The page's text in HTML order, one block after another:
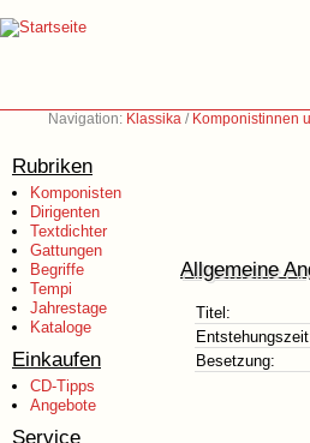
Navigation: Klassika / Komponistinnen
Rubriken
Komponisten
Dirigenten
Textdichter
Gattungen
Begriffe
Tempi
Jahrestage
Kataloge
Einkaufen
CD-Tipps
Angebote
Service
Allgemeine
Titel:
Besetzung: